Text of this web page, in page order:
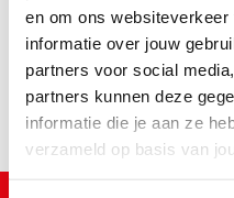
en om ons
informatie over jouw
partners voor social
partners kunnen deze
informatie die je aan ze
verzameld op basis van
Pincode vergeten
Persoonlijk KIK-
Er is een fout
We hebben het product